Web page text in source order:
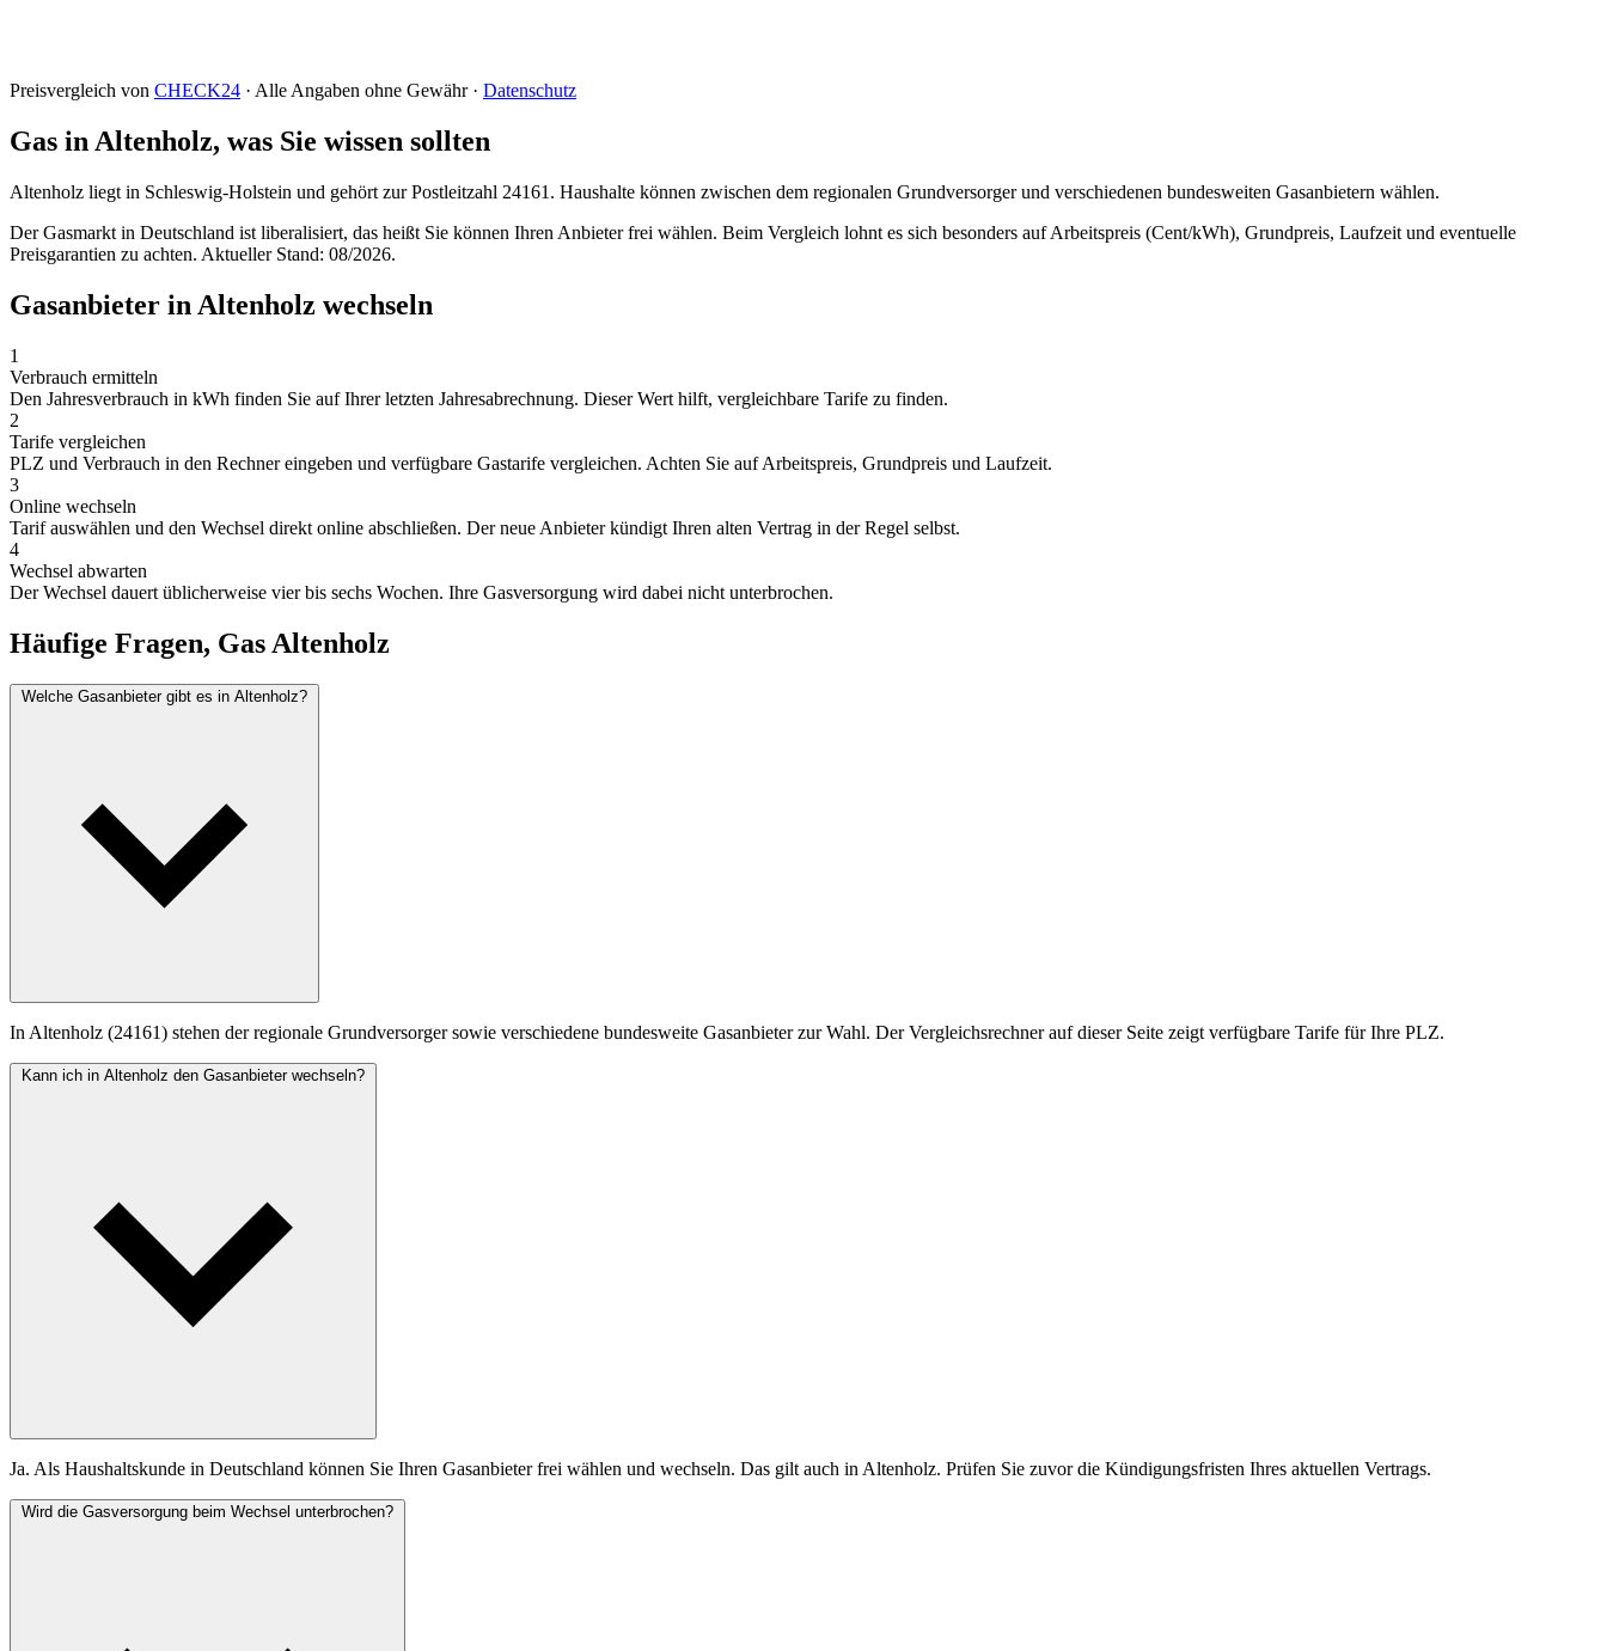
Preisvergleich von CHECK24 · Alle Angaben ohne Gewähr · Datenschutz
Gas in Altenholz, was Sie wissen sollten
Altenholz liegt in Schleswig-Holstein und gehört zur Postleitzahl 24161. Haushalte können zwischen dem regionalen Grundversorger und verschiedenen bundesweiten Gasanbietern wählen.
Der Gasmarkt in Deutschland ist liberalisiert, das heißt Sie können Ihren Anbieter frei wählen. Beim Vergleich lohnt es sich besonders auf Arbeitspreis (Cent/kWh), Grundpreis, Laufzeit und eventuelle
Preisgarantien zu achten. Aktueller Stand: 08/2026.
Gasanbieter in Altenholz wechseln
1
Verbrauch ermitteln
Den Jahresverbrauch in kWh finden Sie auf Ihrer letzten Jahresabrechnung. Dieser Wert hilft, vergleichbare Tarife zu finden.
2
Tarife vergleichen
PLZ und Verbrauch in den Rechner eingeben und verfügbare Gastarife vergleichen. Achten Sie auf Arbeitspreis, Grundpreis und Laufzeit.
3
Online wechseln
Tarif auswählen und den Wechsel direkt online abschließen. Der neue Anbieter kündigt Ihren alten Vertrag in der Regel selbst.
4
Wechsel abwarten
Der Wechsel dauert üblicherweise vier bis sechs Wochen. Ihre Gasversorgung wird dabei nicht unterbrochen.
Häufige Fragen, Gas Altenholz
Welche Gasanbieter gibt es in Altenholz?
In Altenholz (24161) stehen der regionale Grundversorger sowie verschiedene bundesweite Gasanbieter zur Wahl. Der Vergleichsrechner auf dieser Seite zeigt verfügbare Tarife für Ihre PLZ.
Kann ich in Altenholz den Gasanbieter wechseln?
Ja. Als Haushaltskunde in Deutschland können Sie Ihren Gasanbieter frei wählen und wechseln. Das gilt auch in Altenholz. Prüfen Sie zuvor die Kündigungsfristen Ihres aktuellen Vertrags.
Wird die Gasversorgung beim Wechsel unterbrochen?